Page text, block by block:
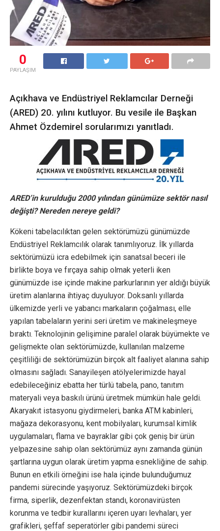
0
PAYLAŞIM
Açıkhava ve Endüstriyel Reklamcılar Derneği
(ARED) 20. yılını kutluyor. Bu vesile ile Başkan
Ahmet Özdemirel sorularımızı yanıtladı.
ARED’in kurulduğu 2000 yılından günümüze sektör nasıl
değişti? Nereden nereye geldi?
Kökeni tabelacılıktan gelen sektörümüzü günümüzde
Endüstriyel Reklamcılık olarak tanımlıyoruz. İlk yıllarda
sektörümüzü icra edebilmek için sanatsal beceri ile
birlikte boya ve fırçaya sahip olmak yeterli iken
günümüzde ise içinde makine parkurlarının yer aldığı büyük
üretim alanlarına ihtiyaç duyuluyor. Doksanlı yıllarda
ülkemizde yerli ve yabancı markaların çoğalması, elle
yapılan tabelaların yerini seri üretim ve makineleşmeye
bıraktı. Teknolojinin gelişimine paralel olarak büyümekte ve
gelişmekte olan sektörümüzde, kullanılan malzeme
çeşitliliği de sektörümüzün birçok alt faaliyet alanına sahip
olmasını sağladı. Sanayileşen atölyelerimizde hayal
edebileceğiniz ebatta her türlü tabela, pano, tanıtım
materyali veya baskılı ürünü üretmek mümkün hale geldi.
Akaryakıt istasyonu giydirmeleri, banka ATM kabinleri,
mağaza dekorasyonu, kent mobilyaları, kurumsal kimlik
uygulamaları, flama ve bayraklar gibi çok geniş bir ürün
yelpazesine sahip olan sektörümüz aynı zamanda günün
şartlarına uygun olarak üretim yapma esnekliğine de sahip.
Bunun en etkili örneğini ise hala içinde bulunduğumuz
pandemi sürecinde yaşıyoruz. Sektörümüzdeki birçok
firma, siperlik, dezenfektan standı, koronavirüsten
korunma ve tedbir kurallarını içeren uyarı levhaları, yer
grafikleri, şeffaf seperatörler gibi pandemi süreci